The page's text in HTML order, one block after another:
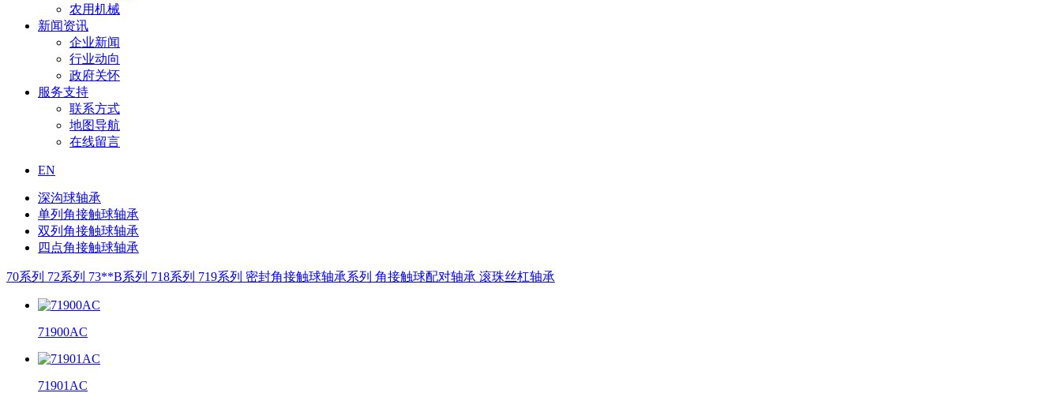
农用机械
新闻资讯
企业新闻
行业动向
政府关怀
服务支持
联系方式
地图导航
在线留言
EN
深沟球轴承
单列角接触球轴承
双列角接触球轴承
四点角接触球轴承
70系列 72系列 73**B系列 718系列 719系列 密封角接触球轴承系列 角接触球配对轴承 滚珠丝杠轴承
71900AC
71901AC